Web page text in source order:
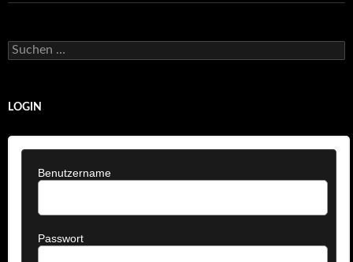
Suchen
nach:
LOGIN
Benutzername
Passwort